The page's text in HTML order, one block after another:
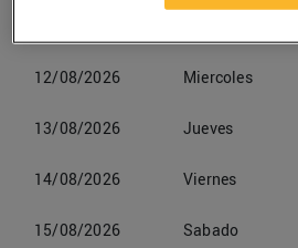
12/08/2026 Miercoles
13/08/2026 Jueves
14/08/2026 Viernes
15/08/2026 Sabado